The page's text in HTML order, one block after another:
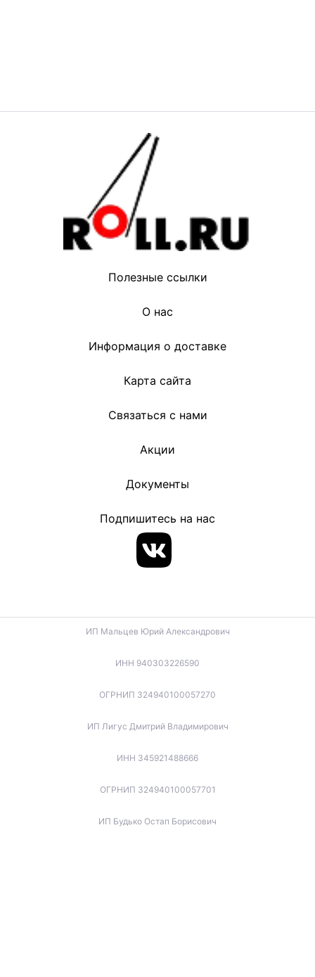
Полезные ссылки
О нас
Информация о доставке
Карта сайта
Связаться с нами
Акции
Документы
Подпишитесь на нас
ИП Мальцев Юрий Александрович
ИНН 940303226590
ОГРНИП 324940100057270
ИП Лигус Дмитрий Владимирович
ИНН 345921488666
ОГРНИП 324940100057701
ИП Будько Остап Борисович